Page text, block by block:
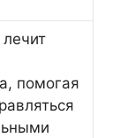
помогая